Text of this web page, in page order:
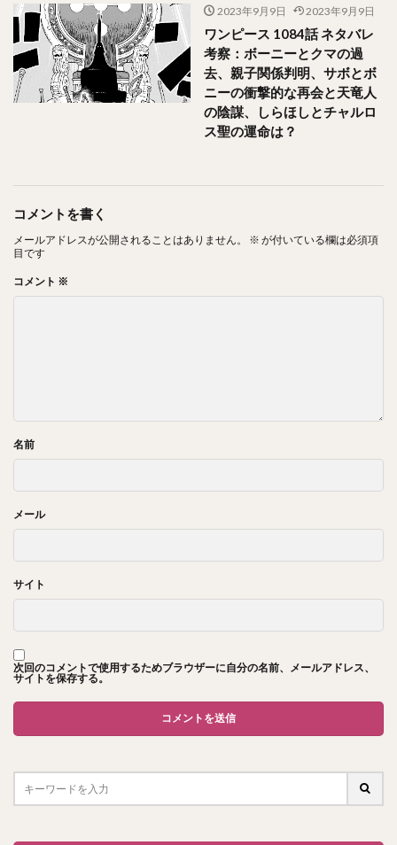
2023年9月9日 2023年9月9日
ワンピース 1084話 ネタバレ
考察：ボーニーとクマの過
去、親子関係判明、サボとボ
ニーの衝撃的な再会と天竜人
の陰謀、しらほしとチャルロ
ス聖の運命は？
コメントを書く
メールアドレスが公開されることはありません。 ※ が付いている欄は必須項
目です
コメント ※
名前
メール
サイト
次回のコメントで使用するためブラウザーに自分の名前、メールアドレス、
サイトを保存する。